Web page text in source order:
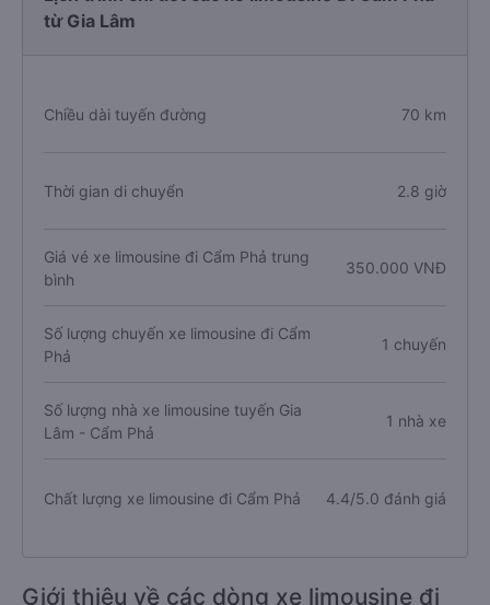
từ Gia Lâm
Chiều dài tuyến đường 70 km
Thời gian di chuyển 2.8 giờ
Giá vé xe limousine đi Cẩm Phả trung
bình
350.000 VNĐ
Số lượng chuyến xe limousine đi Cẩm
Phả
1 chuyến
Số lượng nhà xe limousine tuyến Gia
Lâm - Cẩm Phả
1 nhà xe
Chất lượng xe limousine đi Cẩm Phả 4.4/5.0 đánh giá
Giới thiệu về các dòng xe limousine đi